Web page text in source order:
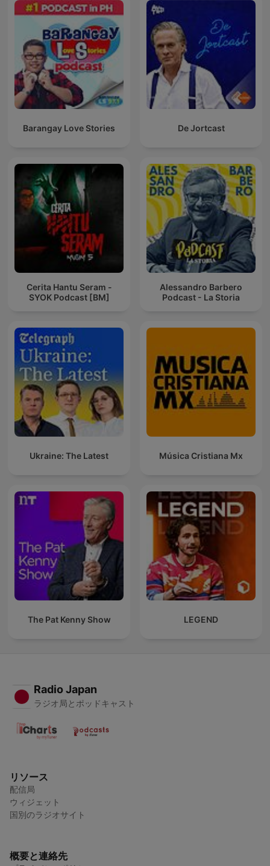
Barangay Love Stories De Jortcast
Cerita Hantu Seram -
SYOK Podcast [BM]
Alessandro Barbero
Podcast - La Storia
Ukraine: The Latest Música Cristiana Mx
The Pat Kenny Show LEGEND
Radio Japan
ラジオ局とポッドキャスト
リソース
配信局
ウィジェット
国別のラジオサイト
概要と連絡先